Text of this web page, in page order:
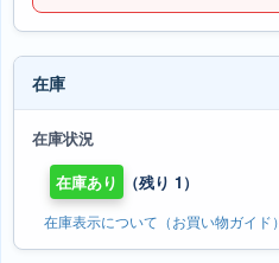
在庫
在庫状況
在庫あり
（残り 1）
在庫表示について（お買い物ガイド）